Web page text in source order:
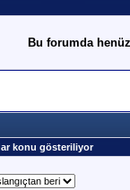
Bu forumda
konu gösteriliyor